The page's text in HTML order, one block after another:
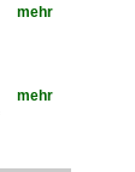
mehr
mehr